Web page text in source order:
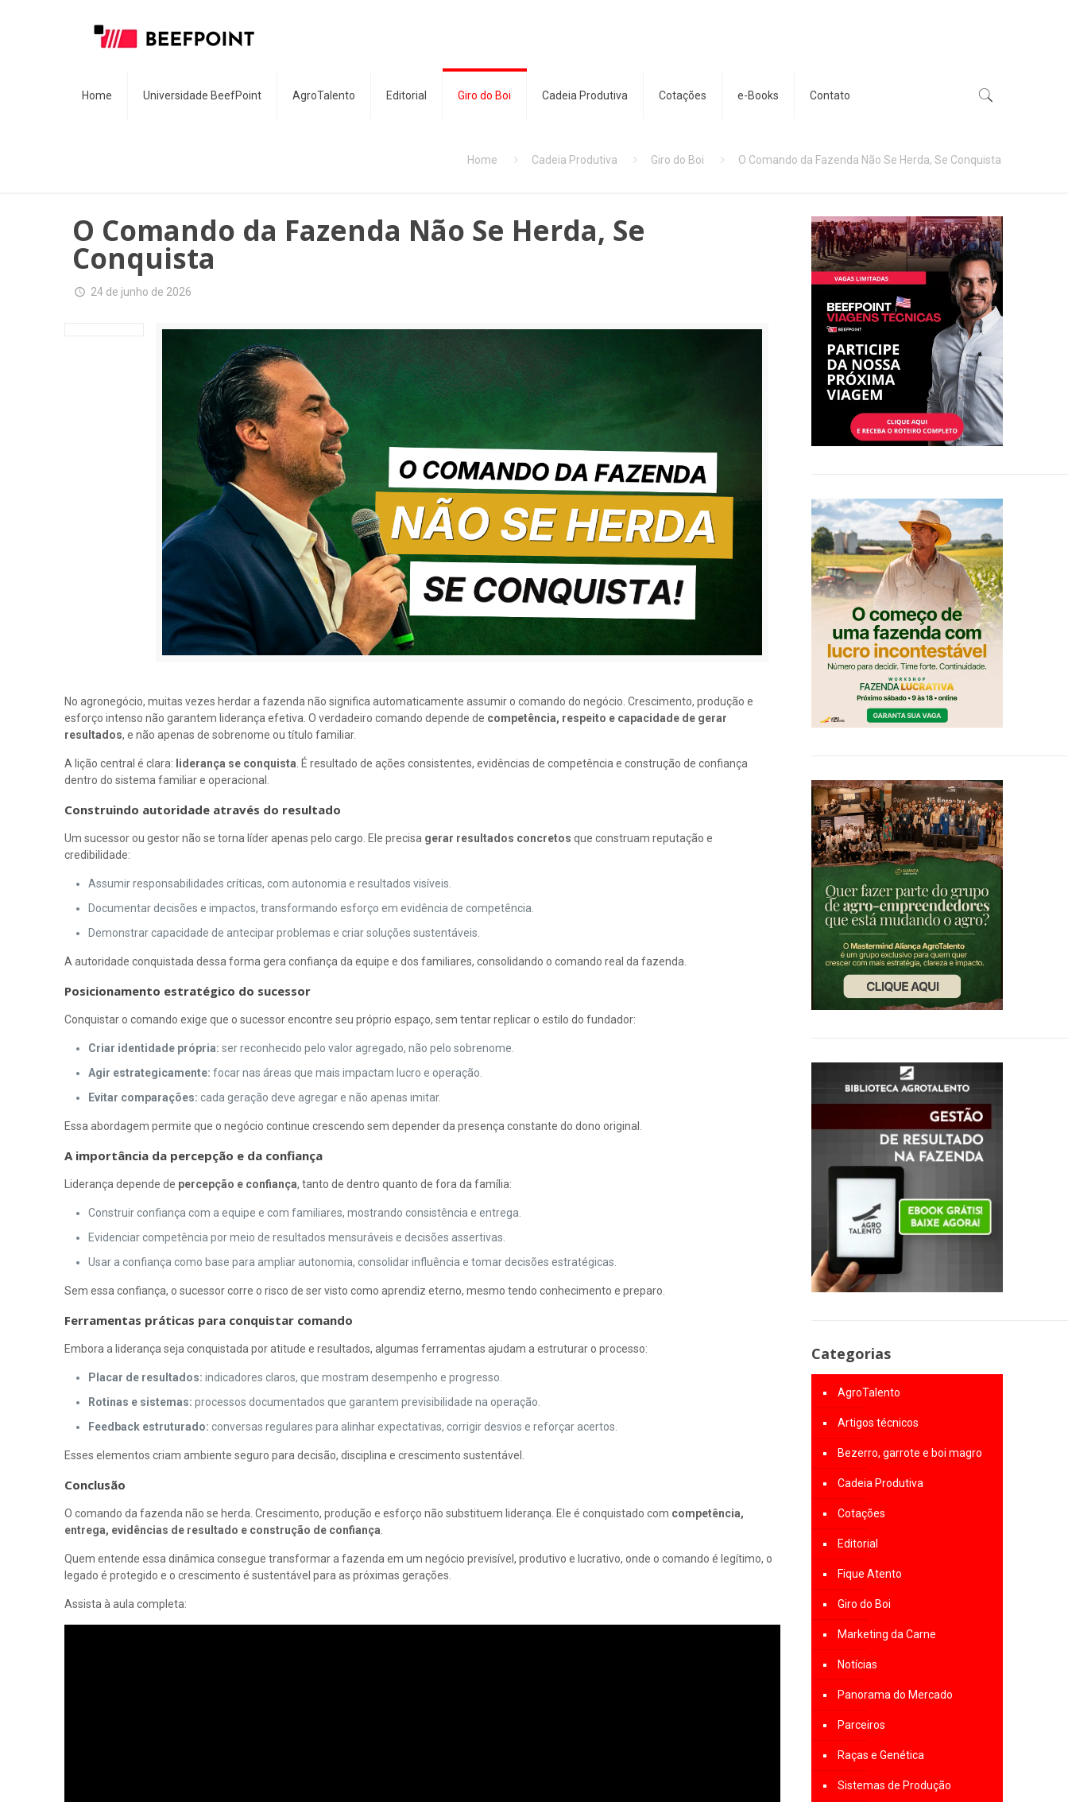
Home Universidade BeefPoint AgroTalento Editorial Giro do Boi Cadeia Produtiva Cotações e-Books Contato
Home Cadeia Produtiva Giro do Boi O Comando da Fazenda Não Se Herda, Se Conquista
O Comando da Fazenda Não Se Herda, Se
Conquista
24 de junho de 2026
No agronegócio, muitas vezes herdar a fazenda não significa automaticamente assumir o comando do negócio. Crescimento, produção e
esforço intenso não garantem liderança efetiva. O verdadeiro comando depende de competência, respeito e capacidade de gerar
resultados, e não apenas de sobrenome ou título familiar.
A lição central é clara: liderança se conquista . É resultado de ações consistentes, evidências de competência e construção de confiança
dentro do sistema familiar e operacional.
Construindo autoridade através do resultado
Um sucessor ou gestor não se torna líder apenas pelo cargo. Ele precisa gerar resultados concretos que construam reputação e
credibilidade:
Assumir responsabilidades críticas, com autonomia e resultados visíveis.
Documentar decisões e impactos, transformando esforço em evidência de competência.
Demonstrar capacidade de antecipar problemas e criar soluções sustentáveis.
A autoridade conquistada dessa forma gera confiança da equipe e dos familiares, consolidando o comando real da fazenda.
Posicionamento estratégico do sucessor
Conquistar o comando exige que o sucessor encontre seu próprio espaço, sem tentar replicar o estilo do fundador:
Criar identidade própria: ser reconhecido pelo valor agregado, não pelo sobrenome.
Agir estrategicamente: focar nas áreas que mais impactam lucro e operação.
Evitar comparações: cada geração deve agregar e não apenas imitar.
Essa abordagem permite que o negócio continue crescendo sem depender da presença constante do dono original.
A importância da percepção e da confiança
Liderança depende de percepção e confiança, tanto de dentro quanto de fora da família:
Construir confiança com a equipe e com familiares, mostrando consistência e entrega.
Evidenciar competência por meio de resultados mensuráveis e decisões assertivas.
Usar a confiança como base para ampliar autonomia, consolidar influência e tomar decisões estratégicas.
Sem essa confiança, o sucessor corre o risco de ser visto como aprendiz eterno, mesmo tendo conhecimento e preparo.
Ferramentas práticas para conquistar comando
Embora a liderança seja conquistada por atitude e resultados, algumas ferramentas ajudam a estruturar o processo:
Placar de resultados: indicadores claros, que mostram desempenho e progresso.
Rotinas e sistemas: processos documentados que garantem previsibilidade na operação.
Feedback estruturado: conversas regulares para alinhar expectativas, corrigir desvios e reforçar acertos.
Esses elementos criam ambiente seguro para decisão, disciplina e crescimento sustentável.
Conclusão
O comando da fazenda não se herda. Crescimento, produção e esforço não substituem liderança. Ele é conquistado com competência,
entrega, evidências de resultado e construção de confiança
Quem entende essa dinâmica consegue transformar a fazenda em um negócio previsível, produtivo e lucrativo, onde o comando é legítimo, o
legado é protegido e o crescimento é sustentável para as próximas gerações.
Assista à aula completa:
Categorias
AgroTalento
Artigos técnicos
Bezerro, garrote e boi magro
Cadeia Produtiva
Cotações
Editorial
Fique Atento
Giro do Boi
Marketing da Carne
Notícias
Panorama do Mercado
Parceiros
Raças e Genética
Sistemas de Produção